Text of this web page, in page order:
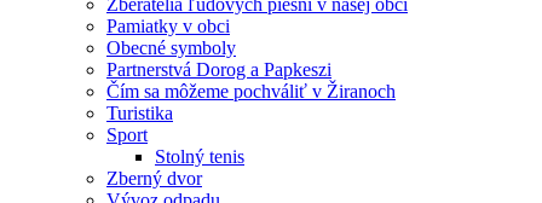
Zberatelia ľudových piesní v našej obci
Pamiatky v obci
Obecné symboly
Partnerstvá Dorog a Papkeszi
Čím sa môžeme pochváliť v Žiranoch
Turistika
Sport
Stolný tenis
Zberný dvor